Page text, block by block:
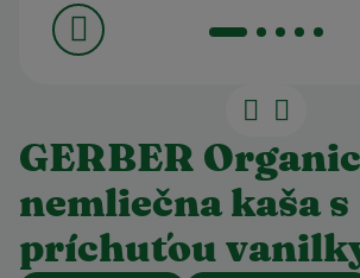
GERBER
nemliečna kaša s
príchuťou